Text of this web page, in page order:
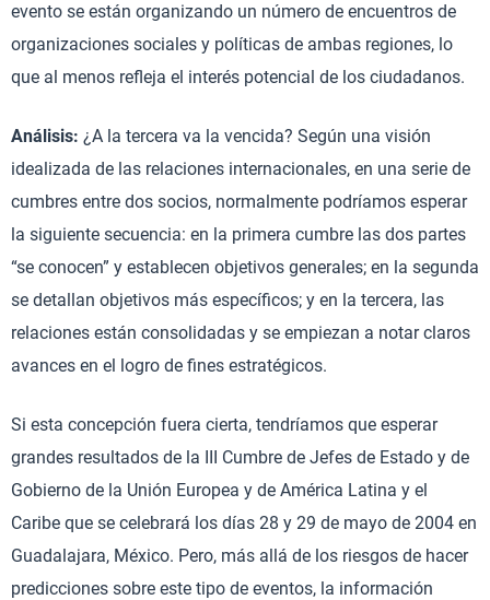
evento se están organizando un número de encuentros de
organizaciones sociales y políticas de ambas regiones, lo
que al menos refleja el interés potencial de los ciudadanos.
Análisis: ¿A la tercera va la vencida? Según una visión
idealizada de las relaciones internacionales, en una serie de
cumbres entre dos socios, normalmente podríamos esperar
la siguiente secuencia: en la primera cumbre las dos partes
“se conocen” y establecen objetivos generales; en la segunda
se detallan objetivos más específicos; y en la tercera, las
relaciones están consolidadas y se empiezan a notar claros
avances en el logro de fines estratégicos.
Si esta concepción fuera cierta, tendríamos que esperar
grandes resultados de la III Cumbre de Jefes de Estado y de
Gobierno de la Unión Europea y de América Latina y el
Caribe que se celebrará los días 28 y 29 de mayo de 2004 en
Guadalajara, México. Pero, más allá de los riesgos de hacer
predicciones sobre este tipo de eventos, la información